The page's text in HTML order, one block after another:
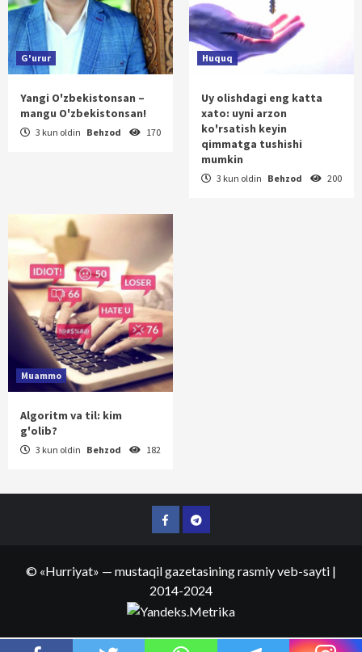
G'urur
Yangi O'zbekistonsan –
mangu O'zbekistonsan!
3 kun oldin Behzod 170
Huquq
Uy olishdagi eng katta
xato: uyni arzon
ko'rsatish keyin
qimmatga tushishi
mumkin
3 kun oldin Behzod 200
Muammo
Algoritm va til: kim
g'olib?
3 kun oldin Behzod 182
FacebookTelegram
© «Hurriyat» — mustaqil gazetasining rasmiy veb-sayti |
2014-2024